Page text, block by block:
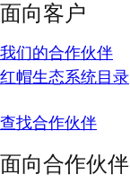
面向客户
我们的合作伙伴
红帽生态系统目录
查找合作伙伴
面向合作伙伴